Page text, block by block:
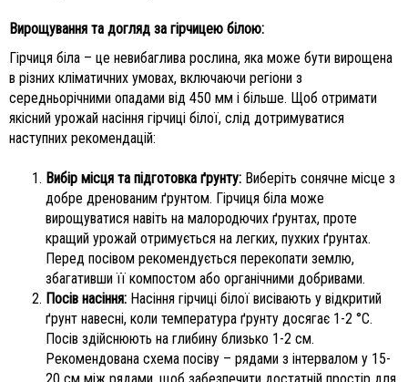
Вирощування та догляд за гірчицею білою:
Гірчиця біла – це невибаглива рослина, яка може бути вирощена
в різних кліматичних умовах, включаючи регіони з
середньорічними опадами від 450 мм і більше. Щоб отримати
якісний урожай насіння гірчиці білої, слід дотримуватися
наступних рекомендацій:
Вибір місця та підготовка ґрунту: Виберіть сонячне місце з
добре дренованим ґрунтом. Гірчиця біла може
вирощуватися навіть на малородючих ґрунтах, проте
кращий урожай отримується на легких, пухких ґрунтах.
Перед посівом рекомендується перекопати землю,
збагативши її компостом або органічними добривами.
Посів насіння: Насіння гірчиці білої висівають у відкритий
ґрунт навесні, коли температура ґрунту досягає 1-2 °С.
Посів здійснюють на глибину близько 1-2 см.
Рекомендована схема посіву – рядами з інтервалом у 15-
20 см між рядами, щоб забезпечити достатній простір для